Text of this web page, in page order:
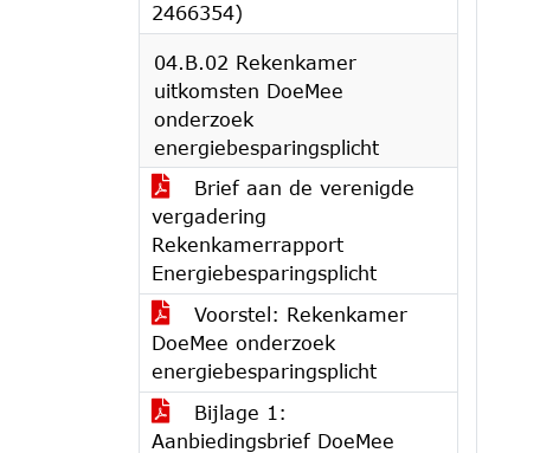
2466354)
04.B.02 Rekenkamer
uitkomsten DoeMee
onderzoek
energiebesparingsplicht
Brief aan de verenigde
vergadering
Rekenkamerrapport
Energiebesparingsplicht
Voorstel: Rekenkamer
DoeMee onderzoek
energiebesparingsplicht
Bijlage 1:
Aanbiedingsbrief DoeMee